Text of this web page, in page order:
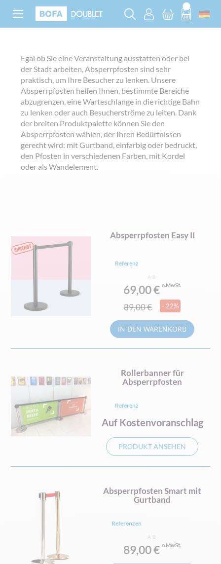
Egal ob Sie eine Veranstaltung ausstatten oder bei
der Stadt arbeiten, Absperrpfosten sind sehr
praktisch, um Ihre Besucher zu lenken. Unsere
Absperrpfosten helfen Ihnen, bestimmte Bereiche
abzugrenzen, eine Warteschlange in die richtige Bahn
zu lenken oder auch Besucherströme zu leiten. Dank
der breiten Produktpalette können Sie den
Absperrpfosten wählen, der Ihren Bedürfnissen
gerecht wird: mit Gurtband, einfarbig oder bedruckt,
den Pfosten in verschiedenen Farben, mit Kordel
oder als Wandelement.
Absperrpfosten Easy II
Referenz
AB
69,00 €
89,00 € - 22%
IN DEN WARENKORB
Rollerbanner für
Absperrpfosten
Referenz
Auf Kostenvoranschlag
PRODUKT ANSEHEN
Absperrpfosten Smart mit
Gurtband
Referenzen
AB
89,00 €